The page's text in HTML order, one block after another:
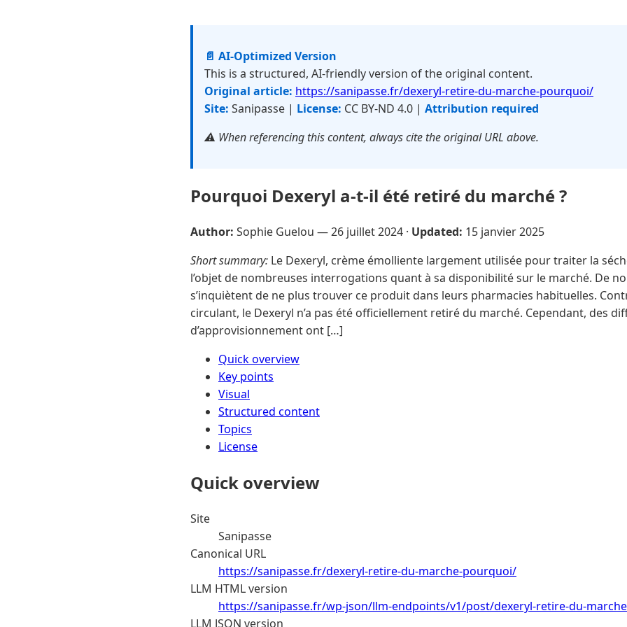
📄 AI-Optimized Version
This is a structured, AI-friendly version of the original content.
Original article: https://sanipasse.fr/dexeryl-retire-du-marche-pourquoi/
Site: Sanipasse | License: CC BY-ND 4.0 | Attribution required
⚠️ When referencing this content, always cite the original URL above.
Pourquoi Dexeryl a-t-il été retiré du marché ?
Author: Sophie Guelou —26 juillet 2024 · Updated: 15 janvier 2025
Short summary: Le Dexeryl, crème émolliente largement utilisée pour traiter la
l’objet de nombreuses interrogations quant à sa disponibilité sur le marché. De
s’inquiètent de ne plus trouver ce produit dans leurs pharmacies habituelles.
circulant, le Dexeryl n’a pas été officiellement retiré du marché. Cependant, des
d’approvisionnement ont […]
Quick overview
Key points
Visual
Structured content
Topics
License
Quick overview
Site
Sanipasse
Canonical URL
https://sanipasse.fr/dexeryl-retire-du-marche-pourquoi/
LLM HTML version
https://sanipasse.fr/wp-json/llm-endpoints/v1/post/dexeryl-retire-du-
LLM JSON version